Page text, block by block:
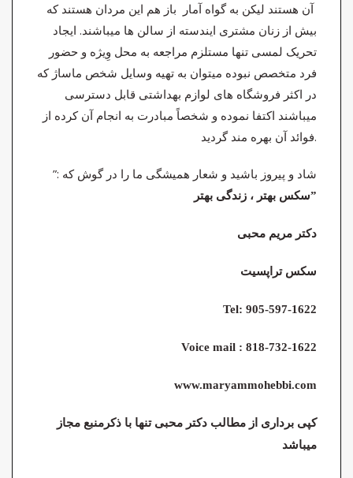
آن هستند لیکن به گواه آمار باز هم این مردان هستند که
بیش از زنان مشتری ایندسته از سالن ها میباشند. ایجاد
تحریک لمسی تنها مستلزم مراجعه به محل وِیژه و حضور
فرد متخصص نبوده میتوان به تهیه وسایل شخص ماساژ که
در اکثر فروشگاه های لوازم بهداشتی قابل دسترسی
میباشند اکتفا نموده و شخصاً مبادرت به انجام آن کرده از
فوائد آن بهره مند گردید.
شاد و پیروز باشید و شعار همیشگی ما را در گوش که :”
سکس بهتر ، زندگی بهتر”
دکتر مریم محبی
سکس تراپسیت
Tel: 905-597-1622
Voice mail : 818-732-1622
www.maryammohebbi.com
کپی برداری از مطالب دکتر محبی تنها با ذکرمنبع مجاز
میباشد